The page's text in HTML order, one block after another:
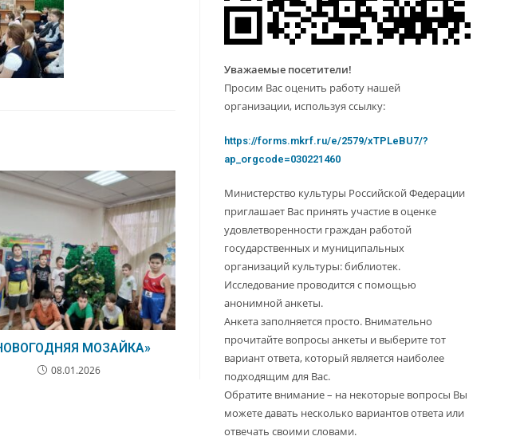
МОЗАЙКА»
08.01.2026
Уважаемые посетители!
Просим Вас оценить работу нашей
организации, используя ссылку:
https://forms.mkrf.ru/e/2579/xTPLeBU7/?
ap_orgcode=030221460
Министерство культуры Российской Федерации
приглашает Вас принять участие в оценке
удовлетворенности граждан работой
государственных и муниципальных
организаций культуры: библиотек.
Исследование проводится с помощью
анонимной анкеты.
Анкета заполняется просто. Внимательно
прочитайте вопросы анкеты и выберите тот
вариант ответа, который является наиболее
подходящим для Вас.
Обратите внимание – на некоторые вопросы Вы
можете давать несколько вариантов ответа или
отвечать своими словами.